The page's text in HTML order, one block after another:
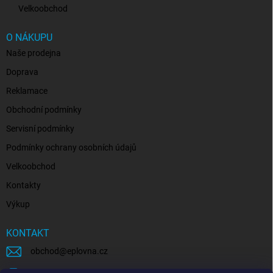
Velkoobchod
O NÁKUPU
Naše prodejna
Doprava
Reklamace
Obchodní podmínky
Servisní podmínky
Podmínky ochrany osobních údajů
Velkoobchod
Kontakty
Výkup
KONTAKT
obchod @eplovna.cz